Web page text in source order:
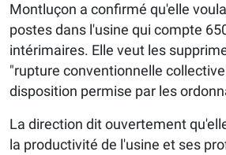
Montluçon a confirmé qu'elle
postes dans l'usine qui compte
intérimaires. Elle veut les
"rupture conventionnelle
disposition permise par les
La direction dit ouvertement
la productivité de l'usine et ses